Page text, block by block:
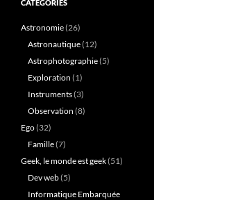
CATÉGORIES
Astronomie(26)
Astronautique(12)
Astrophotographie(5)
Exploration (1)
Instruments(3)
Observation (8)
Ego(32)
Famille(7)
Geek, le monde est geek(51)
Dev web(5)
Informatique Embarquée